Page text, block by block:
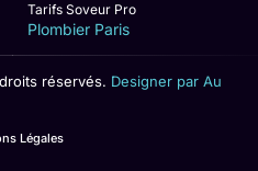
Tarifs Soveur Pro
Plombier Paris
réservés. Designer par Au
Légales